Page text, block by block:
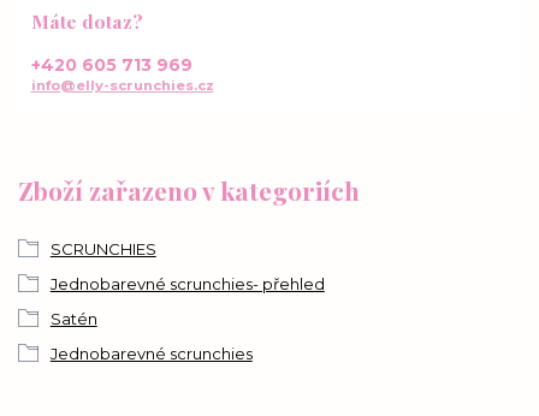
Zboží zařazeno v kategoriích
SCRUNCHIES
Jednobarevné scrunchies- přehled
Satén
Jednobarevné scrunchies
Máte dotaz?
+420 605 713 969
info@elly-scrunchies.cz